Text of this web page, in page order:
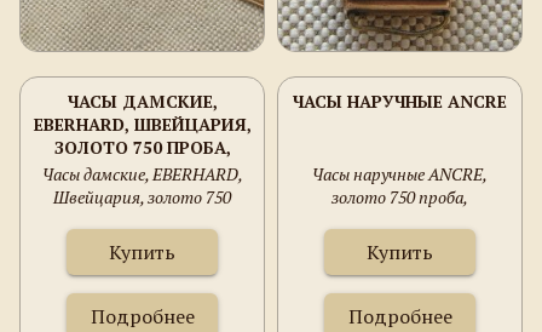
ЧАСЫ ДАМСКИЕ,
EBERHARD, ШВЕЙЦАРИЯ,
ЗОЛОТО 750 ПРОБА,
24.36 ГРАММА, 15ММ,
170ММ.
Часы дамские, EBERHARD,
Швейцария, золото 750
170мм.
Купить
Подробнее
ЧАСЫ НАРУЧНЫЕ ANCRE
Часы наручные ANCRE,
золото 750 проба,
грамм общий вес, не на ходу
Купить
Подробнее